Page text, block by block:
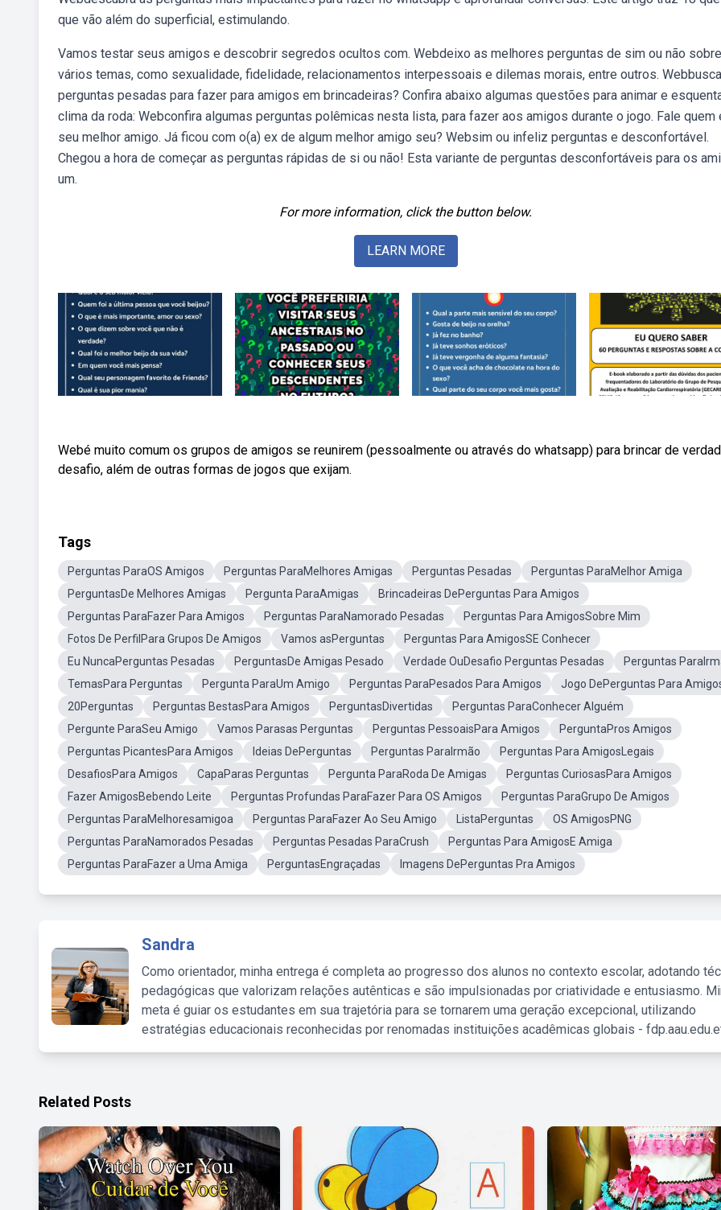
que vão além do superficial, estimulando.
Vamos testar seus amigos e descobrir segredos ocultos com. Webdeixo as melhores perguntas de sim ou não sobre
vários temas, como sexualidade, fidelidade, relacionamentos interpessoais e dilemas morais, entre outros.
perguntas pesadas para fazer para amigos em brincadeiras? Confira abaixo algumas questões para animar e
clima da roda: Webconfira algumas perguntas polêmicas nesta lista, para fazer aos amigos durante o jogo. Fale quem
seu melhor amigo. Já ficou com o(a) ex de algum melhor amigo seu? Websim ou infeliz perguntas e desconfortável.
Chegou a hora de começar as perguntas rápidas de si ou não! Esta variante de perguntas desconfortáveis para os
um.
For more information, click the button below.
LEARN MORE
Webé muito comum os grupos de amigos se reunirem (pessoalmente ou através do whatsapp) para brincar de
desafio, além de outras formas de jogos que exijam.
Tags
Perguntas ParaOS Amigos Perguntas ParaMelhores Amigas Perguntas Pesadas
Perguntas ParaMelhor Amiga
PerguntasDe Melhores Amigas
Pergunta ParaAmigas
Brincadeiras DePerguntas Para Amigos
Perguntas ParaFazer Para Amigos
Perguntas ParaNamorado Pesadas
Perguntas Para AmigosSobre Mim
Fotos De PerfilPara Grupos De Amigos
Vamos asPerguntas
Perguntas Para AmigosSE Conhecer
Eu NuncaPerguntas Pesadas
PerguntasDe Amigas Pesado Verdade OuDesafio Perguntas Pesadas
Perguntas
TemasPara Perguntas
Pergunta ParaUm Amigo Perguntas ParaPesados Para Amigos
Jogo DePerguntas Para
20Perguntas
Perguntas BestasPara Amigos PerguntasDivertidas
Perguntas ParaConhecer Alguém
Pergunte ParaSeu Amigo
Vamos Parasas Perguntas Perguntas PessoaisPara Amigos
PerguntaPros Amigos
Perguntas PicantesPara Amigos
Ideias DePerguntas Perguntas ParaIrmão
Perguntas Para AmigosLegais
DesafiosPara Amigos
CapaParas Perguntas Pergunta ParaRoda De Amigas
Perguntas CuriosasPara Amigos
Fazer AmigosBebendo Leite
Perguntas Profundas ParaFazer Para OS Amigos
Perguntas ParaGrupo De Amigos
Perguntas ParaMelhoresamigoa
Perguntas ParaFazer Ao Seu Amigo ListaPerguntas
OS AmigosPNG
Perguntas ParaNamorados Pesadas
Perguntas Pesadas ParaCrush
Perguntas Para AmigosE Amiga
Perguntas ParaFazer a Uma Amiga
PerguntasEngraçadas Imagens DePerguntas Pra Amigos
Sandra
Como orientador, minha entrega é completa ao progresso dos alunos no contexto escolar, adotando
pedagógicas que valorizam relações autênticas e são impulsionadas por criatividade e entusiasmo.
meta é guiar os estudantes em sua trajetória para se tornarem uma geração excepcional, utilizando
estratégias educacionais reconhecidas por renomadas instituições acadêmicas globais -
Related Posts